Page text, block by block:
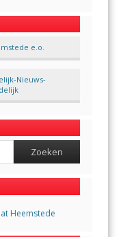
e.o.
Nieuws-
Heemstede